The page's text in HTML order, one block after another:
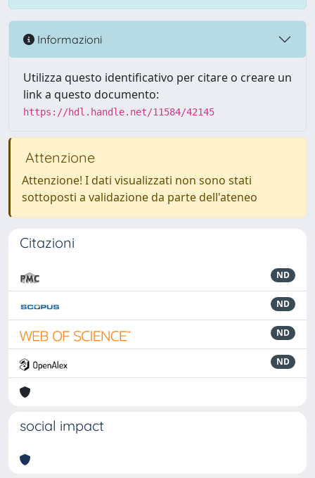
Informazioni
Utilizza questo identificativo per citare o creare un
link a questo documento:
https://hdl.handle.net/11584/42145
Attenzione
Attenzione! I dati visualizzati non sono stati
sottoposti a validazione da parte dell'ateneo
Citazioni
ND
ND
ND
ND
social impact